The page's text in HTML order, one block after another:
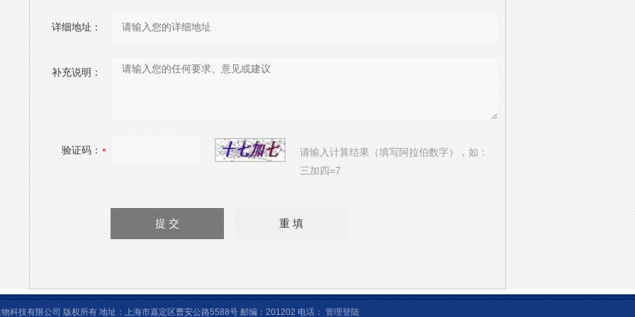
详细地址：
补充说明：
验证码：
请输入计算结果（填写阿拉伯数字），如：
三加四=7
科技有限公司 版权所有 地址：上海市嘉定区曹安公路5588号 邮编：201202 电话： 管理登陆